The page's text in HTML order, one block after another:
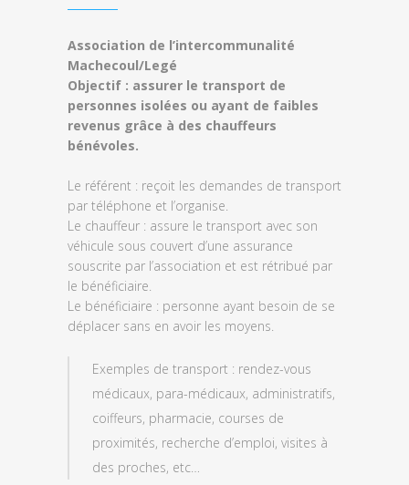
Association de l’intercommunalité
Machecoul/Legé
Objectif : assurer le transport de
personnes isolées ou ayant de faibles
revenus grâce à des chauffeurs
bénévoles.
Le référent : reçoit les demandes de transport
par téléphone et l’organise.
Le chauffeur : assure le transport avec son
véhicule sous couvert d’une assurance
souscrite par l’association et est rétribué par
le bénéficiaire.
Le bénéficiaire : personne ayant besoin de se
déplacer sans en avoir les moyens.
Exemples de transport : rendez-vous
médicaux, para-médicaux, administratifs,
coiffeurs, pharmacie, courses de
proximités, recherche d’emploi, visites à
des proches, etc…